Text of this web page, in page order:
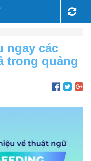
ngay các
trong quảng